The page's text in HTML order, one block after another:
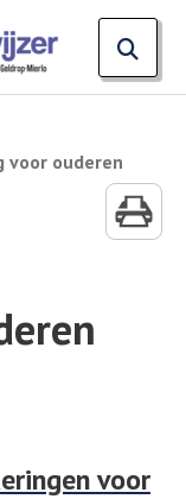
voor ouderen
voor